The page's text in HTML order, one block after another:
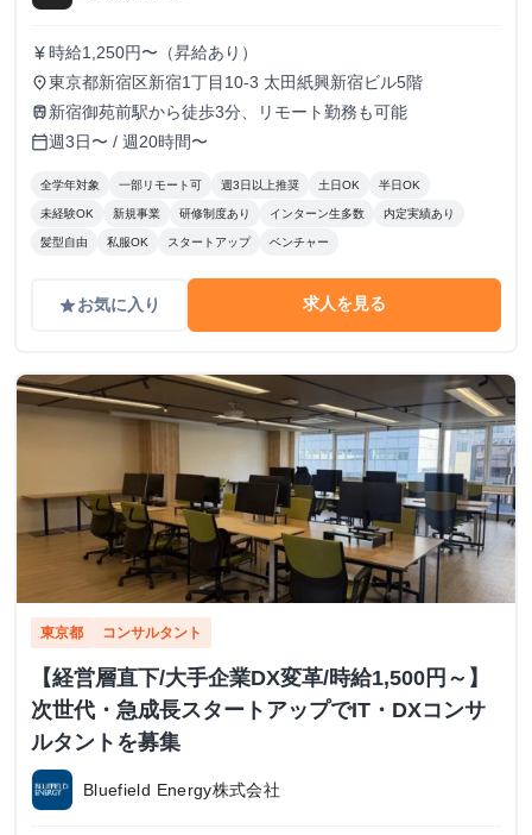
currency_yen 時給1,250円〜（昇給あり）
place東京都新宿区新宿1丁目10-3 太田紙興新宿ビル5階
train 新宿御苑前駅から徒歩3分、リモート勤務も可能
calendar_today週3日〜 / 週20時間〜
全学年対象 一部リモート可 週3日以上推奨 土日OK 半日OK
未経験OK 新規事業 研修制度あり インターン生多数 内定実績あり
髪型自由 私服OK スタートアップ ベンチャー
gradeお気に入り 求人を見る
東京都 コンサルタント
【経営層直下/大手企業DX変革/時給1,500円～】
次世代・急成長スタートアップでIT・DXコンサ
ルタントを募集
Bluefield Energy株式会社